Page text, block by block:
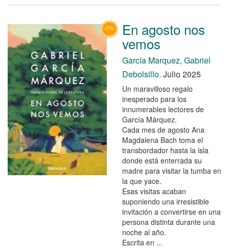
En agosto nos
vemos
García Marquez, Gabriel
Debolsillo. Julio 2025
Un maravilloso regalo
inesperado para los
innumerables lectores de
García Márquez.
Cada mes de agosto Ana
Magdalena Bach toma el
transbordador hasta la isla
donde está enterrada su
madre para visitar la tumba en
la que yace.
Esas visitas acaban
suponiendo una irresistible
invitación a convertirse en una
persona distinta durante una
noche al año.
Escrita en ...